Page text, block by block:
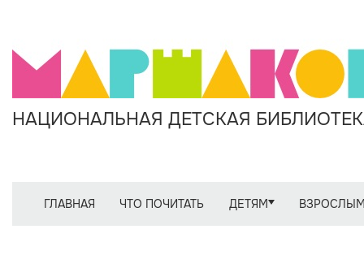
НАЦИОНАЛЬНАЯ ДЕТСКАЯ
ГЛАВНАЯ ЧТО ПОЧИТАТЬ ДЕТЯМ